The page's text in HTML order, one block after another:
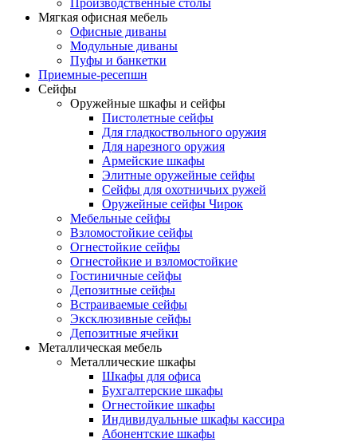
Производственные столы
Мягкая офисная мебель
Офисные диваны
Модульные диваны
Пуфы и банкетки
Приемные-ресепшн
Сейфы
Оружейные шкафы и сейфы
Пистолетные сейфы
Для гладкоствольного оружия
Для нарезного оружия
Армейские шкафы
Элитные оружейные сейфы
Сейфы для охотничьих ружей
Оружейные сейфы Чирок
Мебельные сейфы
Взломостойкие сейфы
Огнестойкие сейфы
Огнестойкие и взломостойкие
Гостиничные сейфы
Депозитные сейфы
Встраиваемые сейфы
Эксклюзивные сейфы
Депозитные ячейки
Металлическая мебель
Металлические шкафы
Шкафы для офиса
Бухгалтерские шкафы
Огнестойкие шкафы
Индивидуальные шкафы кассира
Абонентские шкафы